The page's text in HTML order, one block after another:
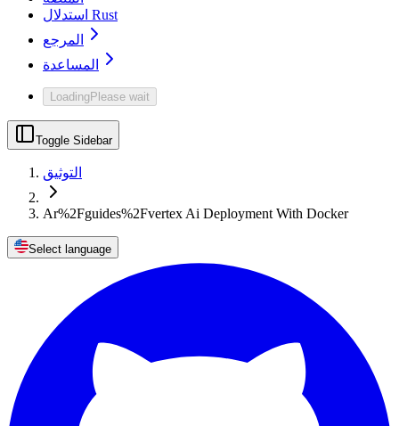
استدلال Rust
المرجع
المساعدة
LoadingPlease wait
Toggle Sidebar
التوثيق
Ar%2Fguides%2Fvertex Ai Deployment With Docker
Select language